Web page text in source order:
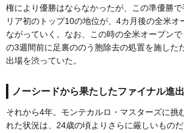
権により優勝はならなかったが、この準優勝
リア初のトップ10の地位が、4カ月後の全米オ
ながっていく。なお、この時の全米オープン
の3週間前に足裏ののう胞除去の処置を施した
出場を渋っていた。
ノーシードから果たしたファイナル進出
それから4年。モンテカルロ・マスターズに挑
れた状況は、24歳の頃よりさらに厳しいもの